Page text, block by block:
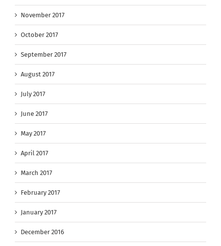
November 2017
October 2017
September 2017
August 2017
July 2017
June 2017
May 2017
April 2017
March 2017
February 2017
January 2017
December 2016